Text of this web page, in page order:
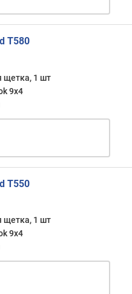
T580
щетка, 1 шт
9x4
T550
щетка, 1 шт
9x4